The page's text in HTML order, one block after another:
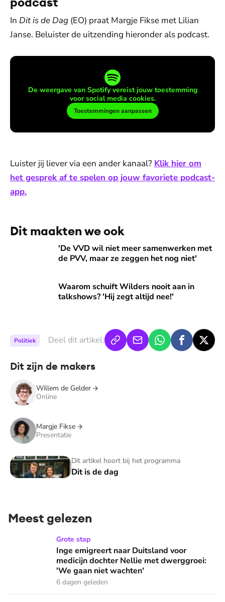
In Dit is de Dag (EO) praat Margje Fikse met Lilian
Janse. Beluister de uitzending hieronder als podcast.
De weergave van Spotify vereist jouw toestemming
voor social media cookies.
Toestemmingen aanpassen
Luister jij liever via een ander kanaal? Klik hier om
het gesprek af te spelen op jouw favoriete podcast-
app.
Dit maakten we ook
'De VVD wil niet meer samenwerken met
de PVV, maar ze zeggen het nog niet'
'De VVD wil niet meer samenwerken met de PVV, maar
Waarom schuift Wilders nooit aan in
talkshows? 'Hij zegt altijd nee!'
Waarom schuift Wilders nooit aan in talkshows? 'Hij zegt
Politiek Deel dit artikel:
Dit zijn de makers
Willem de Gelder
Online
Margje Fikse
Presentatie
Dit artikel hoort bij het programma
Dit is de dag
Dit is de dag
Meest gelezen
Inge emigreert naar Duitsland voor medicijn dochter
Grote stap
Inge emigreert naar Duitsland voor
medicijn dochter Nellie met dwerggroei:
'We gaan niet wachten'
6 dagen geleden